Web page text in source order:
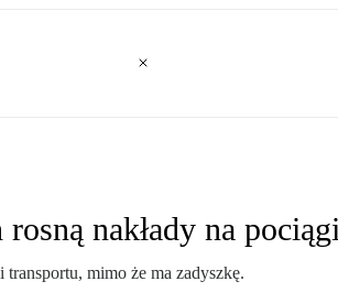
nakłady na
mimo że ma zadyszkę.